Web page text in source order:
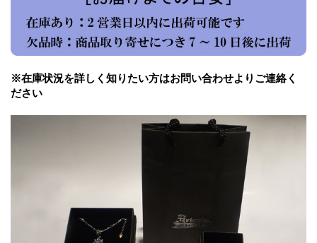
※在庫状況を詳しく知りたい方はお問い合わせよりご連絡く
ださい